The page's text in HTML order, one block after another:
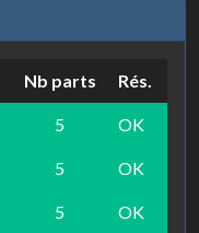
Nb parts Rés.
5 OK
5 OK
5 OK